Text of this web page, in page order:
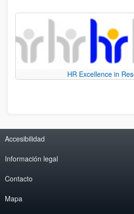
HR Excellence in
Accesibilidad
Información legal
Contacto
Mapa